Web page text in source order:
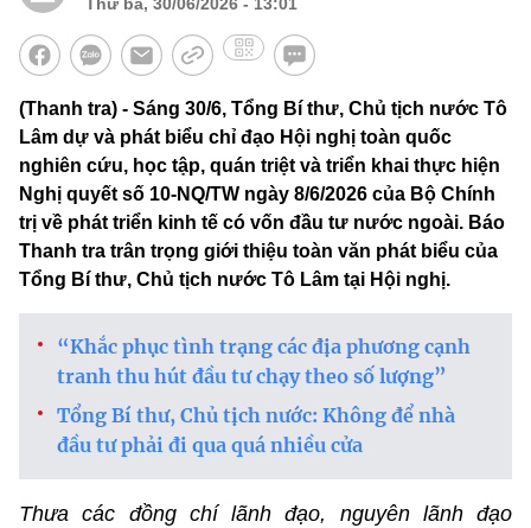
(Thanh tra) - Sáng 30/6, Tổng Bí thư, Chủ tịch nước Tô
Lâm dự và phát biểu chỉ đạo Hội nghị toàn quốc
nghiên cứu, học tập, quán triệt và triển khai thực hiện
Nghị quyết số 10-NQ/TW ngày 8/6/2026 của Bộ Chính
trị về phát triển kinh tế có vốn đầu tư nước ngoài. Báo
Thanh tra trân trọng giới thiệu toàn văn phát biểu của
Tổng Bí thư, Chủ tịch nước Tô Lâm tại Hội nghị.
“Khắc phục tình trạng các địa phương cạnh
tranh thu hút đầu tư chạy theo số lượng”
Tổng Bí thư, Chủ tịch nước: Không để nhà
đầu tư phải đi qua quá nhiều cửa
Thưa các đồng chí lãnh đạo, nguyên lãnh đạo